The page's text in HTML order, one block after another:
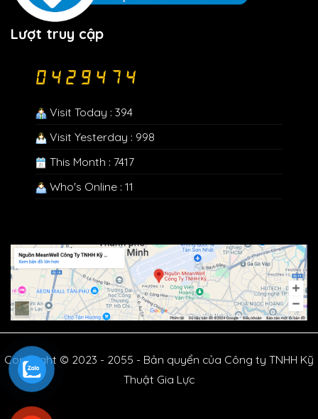
Lượt truy cập
Visit Today : 394
Visit Yesterday : 998
This Month : 7417
Who's Online : 11
Copyright © 2023 - 2055 - Bản quyển của Công ty TNHH Kỹ
Thuật Gia Lực